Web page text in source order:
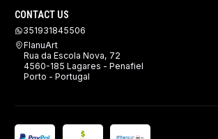
CONTACT US
351931845506
FlanuArt
Rua da Escola Nova, 72
4560-185 Lagares - Penafiel
Porto - Portugal